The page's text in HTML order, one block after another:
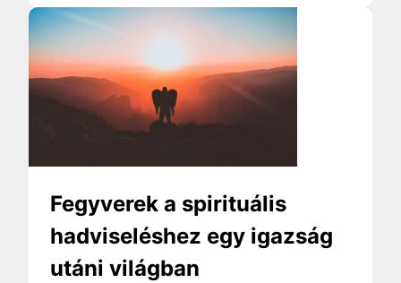
i
i
t
k
r
á
a
l
n
ó
z
s
é
é
j
b
b
S
e
t
M
e
Fegyverek a spirituális
hadviseléshez egy igazság
utáni világban